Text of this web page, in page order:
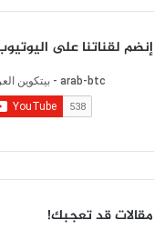
إنضم لقناتنا على
مقالات قد تعجبك!